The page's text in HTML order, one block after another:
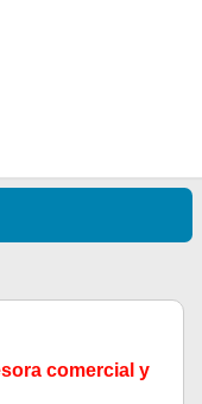
comercial y